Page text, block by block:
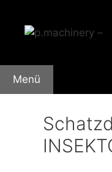
Inhalt
springen
Menü